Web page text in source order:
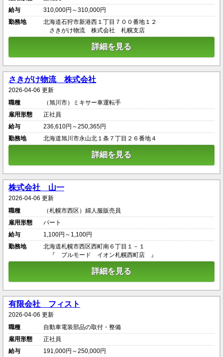
給与
310,000円～310,000円
勤務地
北海道石狩市新港西１丁目７００番地１２
さきがけ物流 株式会社 札幌支店
詳細を見る
さきがけ物流 株式会社
2026-04-06 更新
職種
（旭川市）ミキサー車運転手
雇用形態
正社員
給与
236,610円～250,365円
勤務地
北海道旭川市永山北１条７丁目２６番地４
詳細を見る
株式会社 山一
2026-04-06 更新
職種
（札幌市西区）婦人服販売員
雇用形態
パート
給与
1,100円～1,100円
勤務地
北海道札幌市西区西町南６丁目１－１
『 プルモード イオン札幌西町店 』
詳細を見る
有限会社 フィスト
2026-04-06 更新
職種
自動車電装部品の取付・整備
雇用形態
正社員
給与
191,000円～250,000円